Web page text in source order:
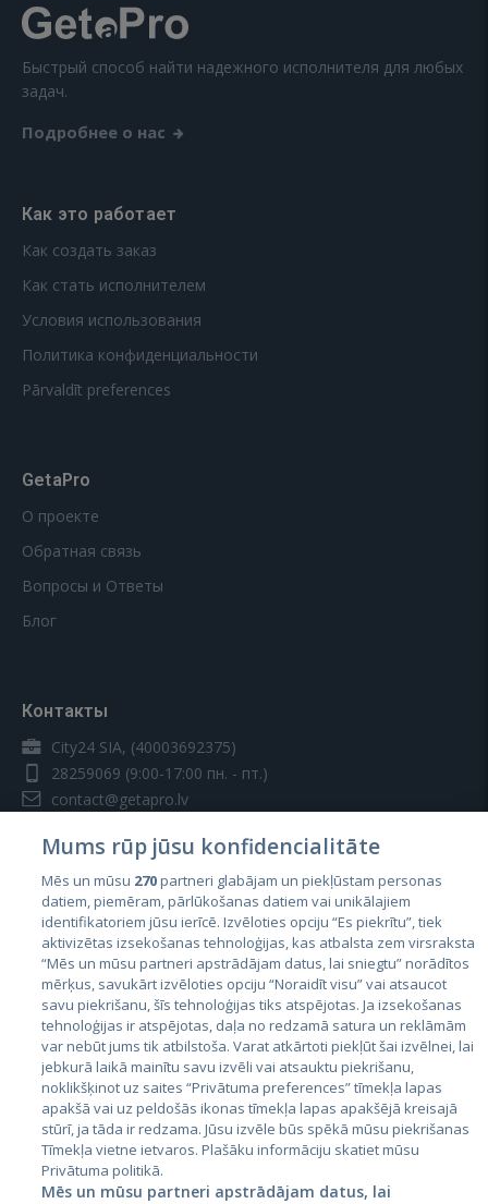
Быстрый способ найти надежного исполнителя для любых
задач.
Подробнее о нас
Как это работает
Как создать заказ
Как стать исполнителем
Условия использования
Политика конфиденциальности
Pārvaldīt preferences
GetaPro
О проекте
Обратная связь
Вопросы и Ответы
Блог
Контакты
City24 SIA, (40003692375)
28259069 (9:00-17:00 пн. - пт.)
contact@getapro.lv
Страны
Эстония
Латвия
Литва
Mums rūp jūsu konfidencialitāte
Mēs un mūsu 270partneri glabājam un piekļūstam personas
datiem, piemēram, pārlūkošanas datiem vai unikālajiem
identifikatoriem jūsu ierīcē. Izvēloties opciju “Es piekrītu”, tiek
aktivizētas izsekošanas tehnoloģijas, kas atbalsta zem virsraksta
“Mēs un mūsu partneri apstrādājam datus, lai sniegtu” norādītos
mērķus, savukārt izvēloties opciju “Noraidīt visu” vai atsaucot
savu piekrišanu, šīs tehnoloģijas tiks atspējotas. Ja izsekošanas
tehnoloģijas ir atspējotas, daļa no redzamā satura un reklāmām
var nebūt jums tik atbilstoša. Varat atkārtoti piekļūt šai izvēlnei, lai
jebkurā laikā mainītu savu izvēli vai atsauktu piekrišanu,
noklikšķinot uz saites “Privātuma preferences” tīmekļa lapas
apakšā vai uz peldošās ikonas tīmekļa lapas apakšējā kreisajā
stūrī, ja tāda ir redzama. Jūsu izvēle būs spēkā mūsu piekrišanas
Tīmekļa vietne ietvaros. Plašāku informāciju skatiet mūsu
Privātuma politikā.
Mēs un mūsu partneri apstrādājam datus, lai